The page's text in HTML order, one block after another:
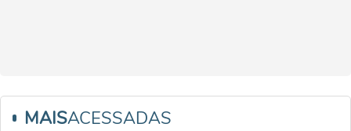
MAISACESSADAS